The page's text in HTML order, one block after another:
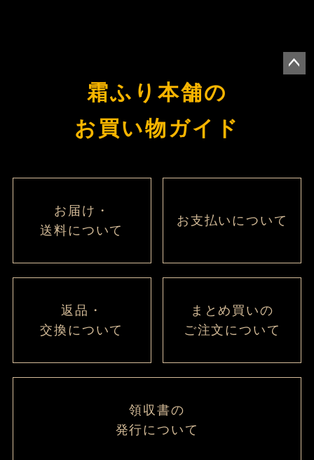
霜ふり本舗の
お買い物ガイド
お届け・
送料について
お支払いについて
返品・
交換について
まとめ買いの
ご注文について
領収書の
発行について